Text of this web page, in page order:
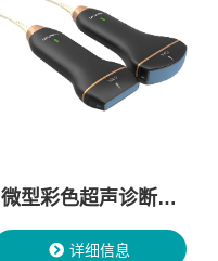
微型彩色超声诊断系
统
详细信息